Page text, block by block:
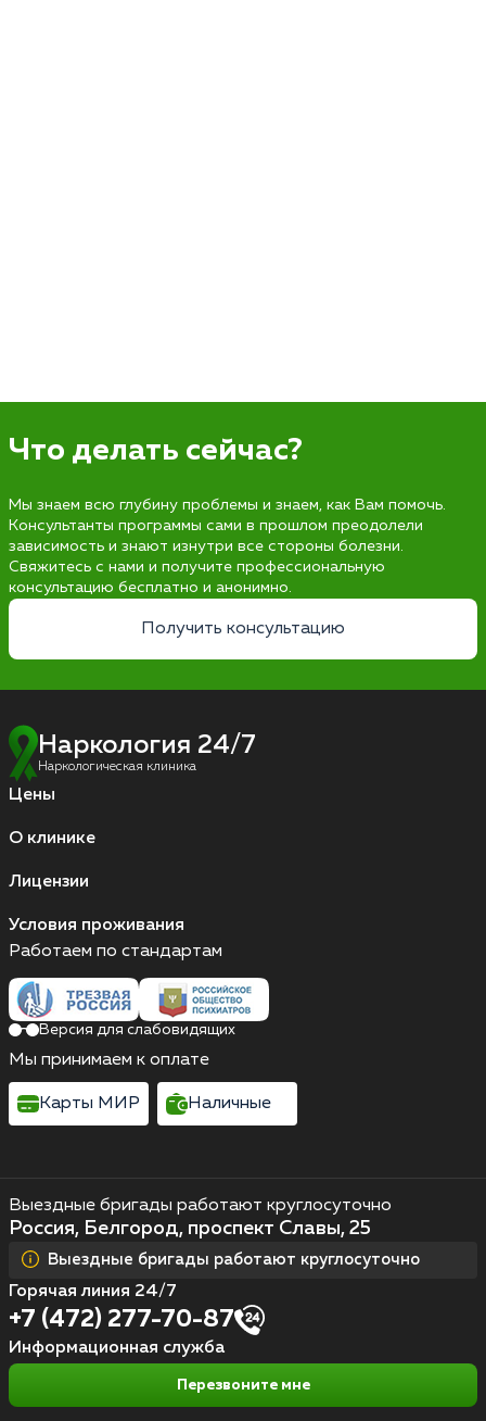
Что делать сейчас?
Мы знаем всю глубину проблемы и знаем, как Вам помочь.
Консультанты программы сами в прошлом преодолели
зависимость и знают изнутри все стороны болезни.
Свяжитесь с нами и получите профессиональную
консультацию бесплатно и анонимно.
Получить консультацию
Наркология 24/7
Наркологическая клиника
Цены
О клинике
Лицензии
Условия проживания
Выездные бригады работают круглосуточно
Россия, Белгород, проспект Славы, 25
Выездные бригады работают круглосуточно
Горячая линия 24/7
+7 (472) 277-70-87
Информационная служба
Перезвоните мне
Работаем по стандартам
Версия для слабовидящих
Мы принимаем к оплате
Карты МИР Наличные